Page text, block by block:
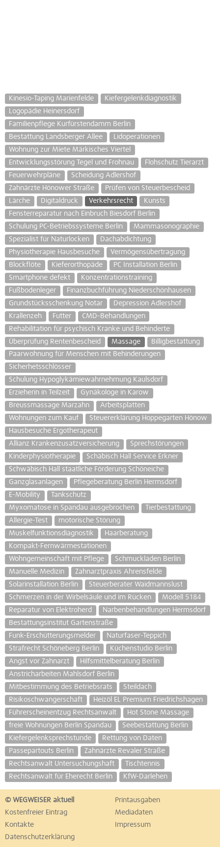
Kinesio-Taping Marienfelde
Kiefergelenkdiagnostik
Logopädie Heinersdorf
Familienpflege Kurfürstendamm Berlin
Bestattung Landsberger Allee
Lidoperationen
Wohnung zur Miete Märkisches Viertel
Entwicklungsstörung Tegel und Frohnau
Flohschutz Tierarzt
Feuerwehrpläne
Scheidung Adlershof
Zahnärzte Hönower Straße
Prüfen von Steuerbescheid
Lärche
Digitaldruck Verkehrsrecht
Kunsts
Fensterreparatur nach Einbruch Biesdorf Berlin
Schulung PC-Betriebssysteme Berlin
Mammasonographie
Spezialist für Naturlocken
Dachabdichtung
Physiotherapie Hausbesuche
Vermögensübertragung
Blockflöte
Kieferorthopäde
PC Installation Berlin
Smartphone defekt
Konzentrationstraining
Fußbodenleger
Finanzbuchführung Niederschönhausen
Grundstücksschenkung Notar
Depression Adlershof
Krallenzeh
Futter
CMD-Behandlungen
Rehabilitation für psychisch Kranke und Behinderte
Überprüfung Rentenbescheid
Massage
Billigbestattung
Paarwohnung für Menschen mit Behinderungen
Sicherhetsschlösser
Schulung Hypoglykämiewahrnehmung Kaulsdorf
Erzieherin in Teilzeit
Gynäkologe in Karow
Breussmassage Marzahn
Arbeitsplatten
Wohnungen zum Kauf
Steuererklärung Hoppegarten Hönow
Hausbesuche Ergotherapeut
Allianz Krankenzusatzversicherung
Sprechstörungen
Kinderphysiotherapie
Schäbisch Hall Service Erkner
Schwäbisch Hall staatliche Förderung Schöneiche
Ganzglasanlagen
Pflegeberatung Berlin Hermsdorf
E-Mobility
Tankschutz
Myxomatose in Spandau ausgebrochen
Tierbestattung
Allergie-Test
motorische Störung
Muskelfunktionsdiagnostik
Haarberatung
Kompakt-Fernwärmestationen
Wohngemeinschaft mit Pflege
Schmuckladen Berlin
Manuelle Medizin
Zahnarztpraxis Ahrensfelde
Solarinstallation Berlin
Steuerberater Waidmannslust
Schmerzen in der Wirbelsäule und im Rücken
Modell 5184
Reparatur von Elektroherd
Narbenbehandlungen Hermsdorf
Bestattungsinstitut Gartenstraße
Funk-Erschütterungsmelder
Naturfaser-Teppich
Strafrecht Schöneberg Berlin
Küchenstudio Berlin
Angst vor Zahnarzt
Hilfsmittelberatung Berlin
Anstricharbeiten Mahlsdorf Berlin
Mitbestimmung des Betriebsrats
Steildach
Risikoschwangerschaft
Heizöl EL Premium Friedrichshagen
Führerscheinentzug Rechtsanwalt
Hot Stone Massage
freie Wohnungen Berlin Spandau
Seebestattung Berlin
Kiefergelenksprechstunde
Rettung von Daten
Passepartouts Berlin
Zahnärzte Revaler Straße
Rechtsanwalt Untersuchungshaft
Tischtennis
Rechtsanwalt für Eherecht Berlin
KfW-Darlehen
© WEGWEISER aktuell
Printausgaben
Kostenfreier Eintrag
Mediadaten
Kontakte
Impressum
Datenschutzerklärung